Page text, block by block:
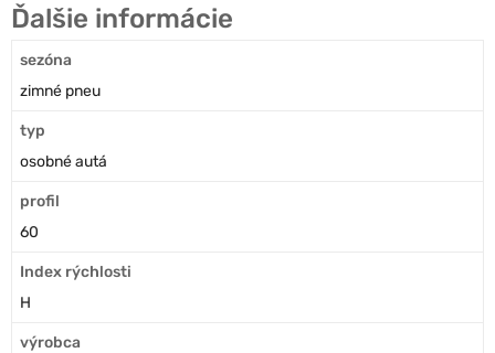
Ďalšie informácie
sezóna
zimné pneu
typ
osobné autá
profil
60
Index rýchlosti
H
výrobca